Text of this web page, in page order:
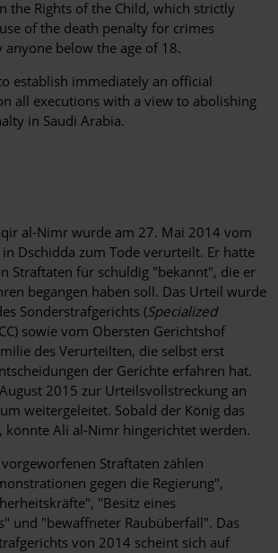
the Rights of the Child, which strictly
of the death penalty for crimes
below the age of 18.
establish immediately an official
all executions with a view to abolishing
in Saudi Arabia.
al-Nimr wurde am 27. Mai 2014 vom
Dschidda zum Tode verurteilt. Er hatte
Straftaten für schuldig "bekannt", die er
begangen haben soll. Das Urteil wurde
Sonderstrafgerichts (Specialized
sowie vom Obersten Gerichtshof
des Verurteilten, die selbst erst
der Gerichte erfahren hat.
2015 zur Urteilsvollstreckung an
weitergeleitet. Sobald der König das
könnte Ali al-Nimr hingerichtet werden.
Straftaten zählen
gegen die Regierung",
"Besitz eines
und "bewaffneter Raubüberfall". Das
von 2014 scheint sich auf